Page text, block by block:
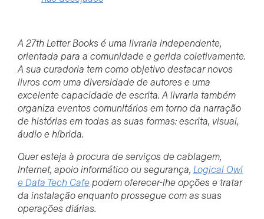
A 27th Letter Books é uma livraria independente,
orientada para a comunidade e gerida coletivamente.
A sua curadoria tem como objetivo destacar novos
livros com uma diversidade de autores e uma
excelente capacidade de escrita. A livraria também
organiza eventos comunitários em torno da narração
de histórias em todas as suas formas: escrita, visual,
áudio e híbrida.
Quer esteja à procura de serviços de cablagem,
Internet, apoio informático ou segurança, Logical Owl
e Data Tech Cafepodem oferecer-lhe opções e tratar
da instalação enquanto prossegue com as suas
operações diárias.